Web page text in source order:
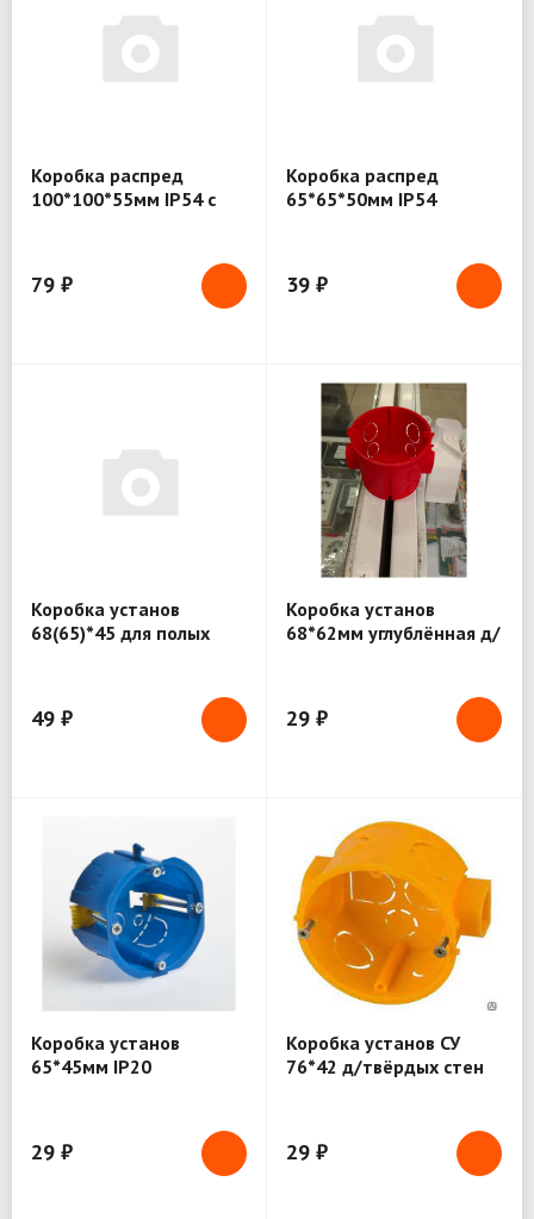
Коробка распред
100*100*55мм IP54 с
79 ₽
Коробка распред
65*65*50мм IP54
39 ₽
Коробка установ
68(65)*45 для полых
49 ₽
Коробка установ
68*62мм углублённая д/
29 ₽
Коробка установ
65*45мм IP20
29 ₽
Коробка установ СУ
76*42 д/твёрдых стен
29 ₽